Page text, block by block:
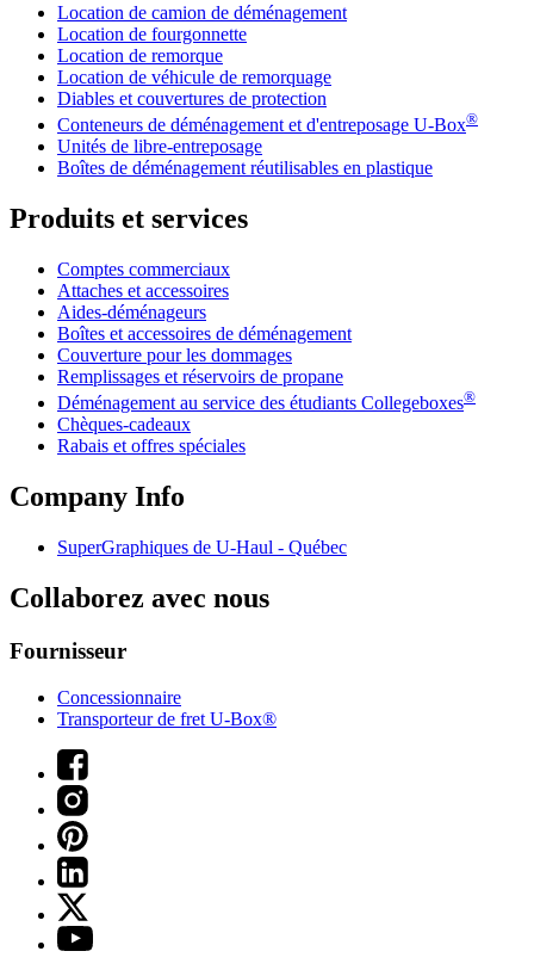
Location de camion de déménagement
Location de fourgonnette
Location de remorque
Location de véhicule de remorquage
Diables et couvertures de protection
Conteneurs de déménagement et d'entreposage U-Box®
Unités de libre-entreposage
Boîtes de déménagement réutilisables en plastique
Produits et services
Comptes commerciaux
Attaches et accessoires
Aides-déménageurs
Boîtes et accessoires de déménagement
Couverture pour les dommages
Remplissages et réservoirs de propane
Déménagement au service des étudiants Collegeboxes®
Chèques-cadeaux
Rabais et offres spéciales
Company Info
SuperGraphiques de U-Haul - Québec
Collaborez avec nous
Fournisseur
Concessionnaire
Transporteur de fret U-Box®